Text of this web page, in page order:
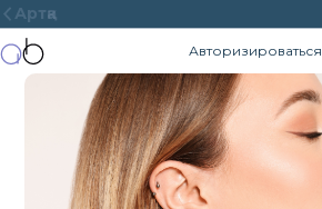
Артқа
Авторизироваться